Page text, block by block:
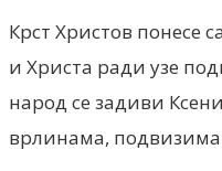
Крст Христов понесе
и Христа ради узе
народ се задиви
врлинама,